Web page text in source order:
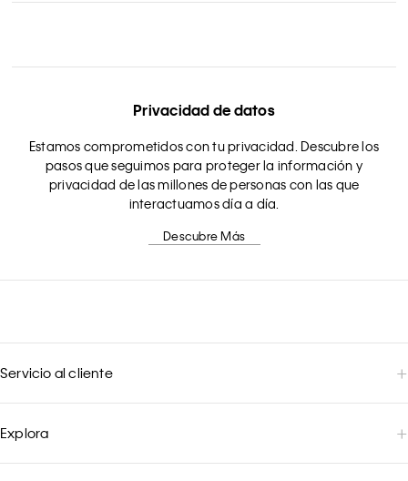
Privacidad de datos
Estamos comprometidos con tu privacidad. Descubre los
pasos que seguimos para proteger la información y
privacidad de las millones de personas con las que
interactuamos día a día.
Descubre Más
Servicio al cliente
Explora